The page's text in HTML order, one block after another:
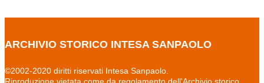
ARCHIVIO STORICO INTESA SANPAOLO
©2002-2020 diritti riservati Intesa Sanpaolo.